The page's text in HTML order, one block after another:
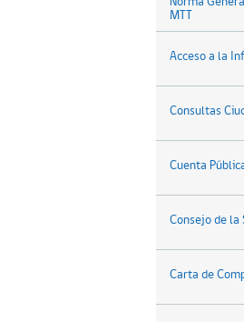
MTT
Acceso a la
Consultas
Cuenta
Consejo de la
Carta de